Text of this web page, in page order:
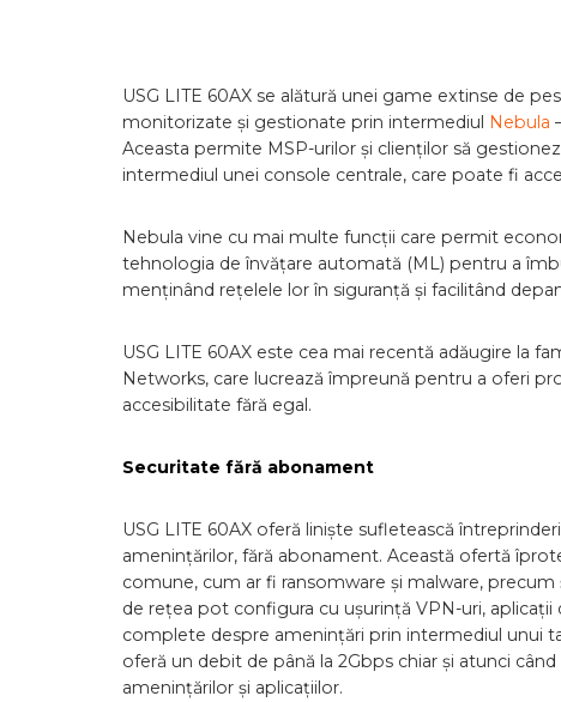
USG LITE 60AX se alătură unei game extinse de
monitorizate și gestionate prin intermediul Nebula
Aceasta permite MSP-urilor și clienților să
intermediul unei console centrale, care poate fi
Nebula vine cu mai multe funcții care permit
tehnologia de învățare automată (ML) pentru a
menținând rețelele lor în siguranță și facilitând
USG LITE 60AX este cea mai recentă adăugire la
Networks, care lucrează împreună pentru a oferi
accesibilitate fără egal.
Securitate fără abonament
USG LITE 60AX oferă liniște sufletească
amenințărilor, fără abonament. Această ofertă
comune, cum ar fi ransomware și malware,
de rețea pot configura cu ușurință VPN-uri,
complete despre amenințări prin intermediul unui
oferă un debit de până la 2Gbps chiar și atunci
amenințărilor și aplicațiilor.